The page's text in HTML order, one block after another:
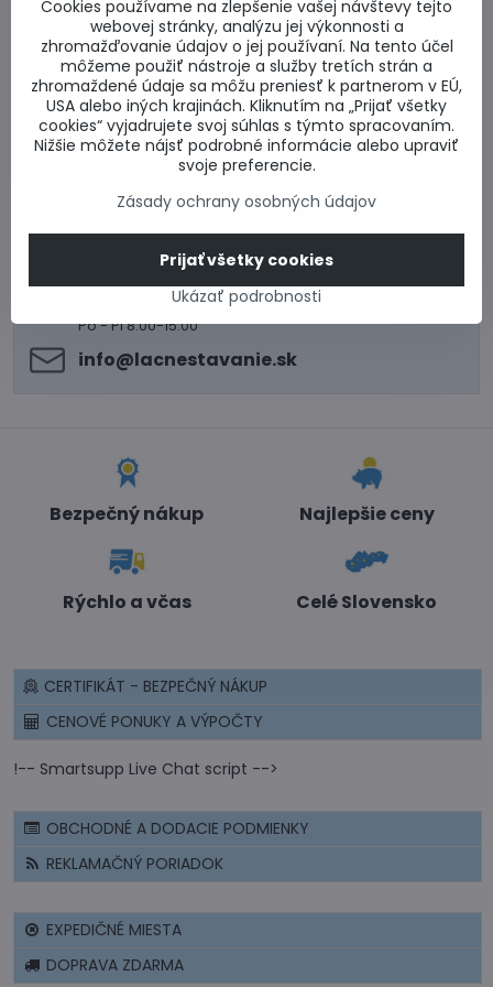
Žalúzie EKO WDS - 2K
Vnútorné žalúzie na okná
dvojkrídlové WDS EKO.
Skladom u dodávateľa
od 27,11 €
Zobraziť
Kotvy určené na montáž
plastových okien a dverí.
Cena za kus.
Skladom u dodávateľa
0,93 €
Do košíka
0917 969 003
Technické poradenstvo
0948 987 787
Informácie k objednávkam
Po - Pi 8:00-15:00
info​@lacnestavanie​.sk
Bezpečný nákup Najlepšie ceny
Rýchlo a včas Celé Slovensko
CERTIFIKÁT - BEZPEČNÝ NÁKUP
CENOVÉ PONUKY A VÝPOČTY
!-- Smartsupp Live Chat script -->
OBCHODNÉ A DODACIE PODMIENKY
REKLAMAČNÝ PORIADOK
EXPEDIČNÉ MIESTA
DOPRAVA ZDARMA
Cookies používame na zlepšenie vašej návštevy tejto
webovej stránky, analýzu jej výkonnosti a
zhromažďovanie údajov o jej používaní. Na tento účel
môžeme použiť nástroje a služby tretích strán a
zhromaždené údaje sa môžu preniesť k partnerom v EÚ,
USA alebo iných krajinách. Kliknutím na „Prijať všetky
cookies“ vyjadrujete svoj súhlas s týmto spracovaním.
Nižšie môžete nájsť podrobné informácie alebo upraviť
svoje preferencie.
Zásady ochrany osobných údajov
Ukázať podrobnosti
Prijať všetky cookies